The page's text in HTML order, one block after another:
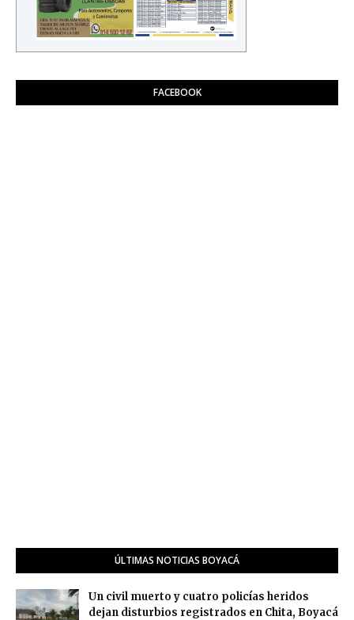
FACEBOOK
ÚLTIMAS NOTICIAS BOYACÁ
Un civil muerto y cuatro policías heridos
dejan disturbios registrados en Chita, Boyacá